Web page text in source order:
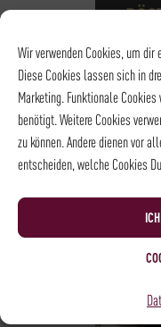
Wir verwenden Cookies, um
Diese Cookies lassen sich in
Marketing. Funktionale
benötigt. Weitere Cookies
zu können. Andere dienen vor
entscheiden, welche Cookies
NOCH